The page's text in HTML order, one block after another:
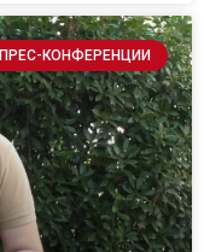
ПРЕС-КОНФЕРЕНЦИИ